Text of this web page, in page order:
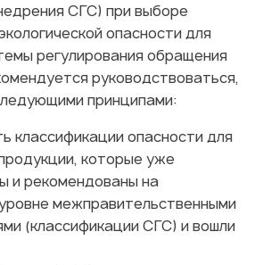
СГС) при выборе
опасности для
регулирования обращения
руководствоваться,
принципами:
классификации опасности для
которые уже
и рекомендованы на
межправительственными
(классификации СГС) и вошли